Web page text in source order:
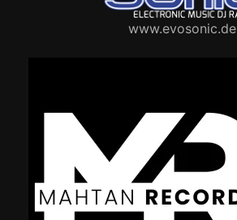
www.evosonic.de